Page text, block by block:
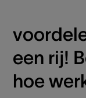
een rij!
hoe